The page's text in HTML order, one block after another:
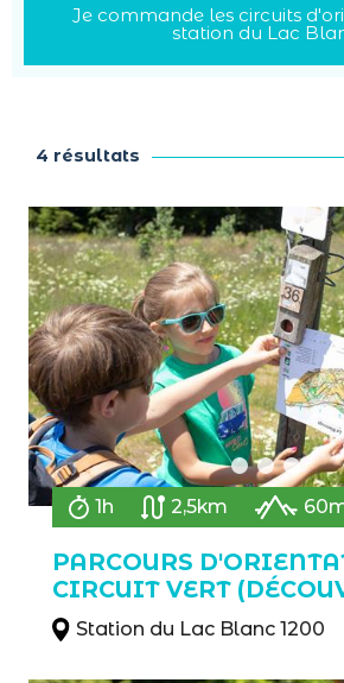
Je commande les circuits
station du Lac
4 résultats
1h 2,5km
PARCOURS
CIRCUIT VERT
Station du Lac Blanc 1200